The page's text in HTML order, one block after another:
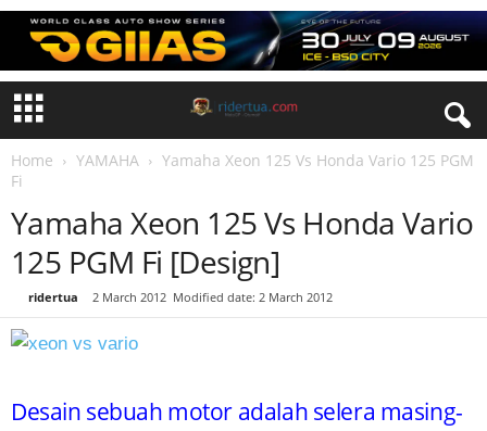
Home YAMAHA
Yamaha Xeon 125 Vs Honda Vario 125 PGM
Fi
Yamaha Xeon 125 Vs Honda Vario
125 PGM Fi [Design]
ridertua 2 March 2012 Modified date: 2 March 2012
Desain sebuah motor adalah selera masing-